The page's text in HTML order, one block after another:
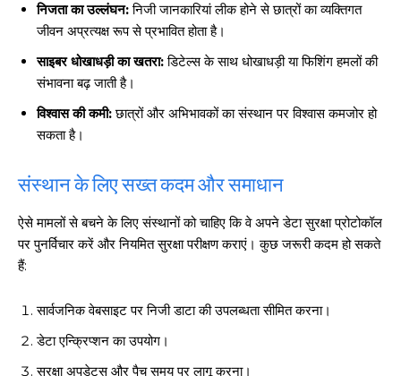
निजता का उल्लंघन:निजी जानकारियां लीक होने से छात्रों का व्यक्तिगत
जीवन अप्रत्यक्ष रूप से प्रभावित होता है।
साइबर धोखाधड़ी का खतरा:डिटेल्स के साथ धोखाधड़ी या फिशिंग हमलों की
संभावना बढ़ जाती है।
विश्वास की कमी:छात्रों और अभिभावकों का संस्थान पर विश्वास कमजोर हो
सकता है।
संस्थान के लिए सख्त कदम और समाधान
ऐसे मामलों से बचने के लिए संस्थानों को चाहिए कि वे अपने डेटा सुरक्षा प्रोटोकॉल
पर पुनर्विचार करें और नियमित सुरक्षा परीक्षण कराएं। कुछ जरूरी कदम हो सकते
हैं:
सार्वजनिक वेबसाइट पर निजी डाटा की उपलब्धता सीमित करना।
डेटा एन्क्रिप्शन का उपयोग।
सुरक्षा अपडेट्स और पैच समय पर लागू करना।